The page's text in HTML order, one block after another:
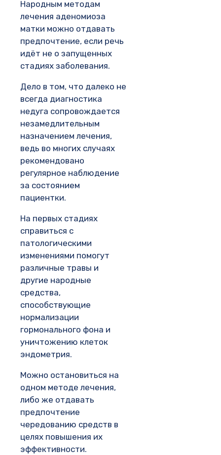
Народным методам
лечения аденомиоза
матки можно отдавать
предпочтение, если речь
идёт не о запущенных
стадиях заболевания.
Дело в том, что далеко не
всегда диагностика
недуга сопровождается
незамедлительным
назначением лечения,
ведь во многих случаях
рекомендовано
регулярное наблюдение
за состоянием
пациентки.
На первых стадиях
справиться с
патологическими
изменениями помогут
различные травы и
другие народные
средства,
способствующие
нормализации
гормонального фона и
уничтожению клеток
эндометрия.
Можно остановиться на
одном методе лечения,
либо же отдавать
предпочтение
чередованию средств в
целях повышения их
эффективности.